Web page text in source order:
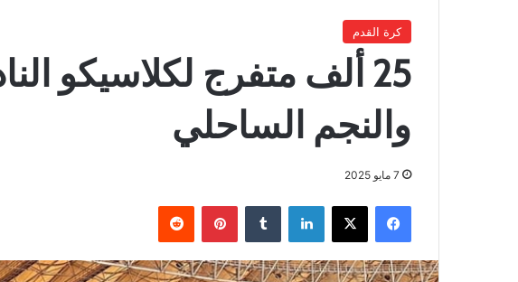
كرة القدم
25 ألف متفرج لكلاسيكو
والنجم الساحلي
7 مايو 2025
فيسبوك ‫X لينكدإن بينتيريست